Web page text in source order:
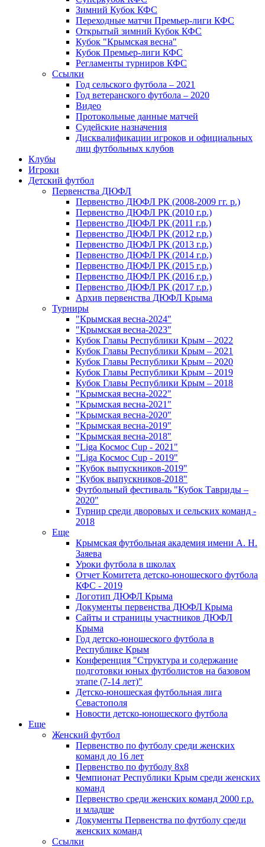
Зимний Кубок КФС
Переходные матчи Премьер-лиги КФС
Открытый зимний Кубок КФС
Кубок "Крымская весна"
Кубок Премьер-лиги КФС
Регламенты турниров КФС
Ссылки
Год сельского футбола – 2021
Год ветеранского футбола – 2020
Видео
Протокольные данные матчей
Судейские назначения
Дисквалификации игроков и официальных
лиц футбольных клубов
Клубы
Игроки
Детский футбол
Первенства ДЮФЛ
Первенство ДЮФЛ РК (2008-2009 гг. р.)
Первенство ДЮФЛ РК (2010 г.р.)
Первенство ДЮФЛ РК (2011 г.р.)
Первенство ДЮФЛ РК (2012 г.р.)
Первенство ДЮФЛ РК (2013 г.р.)
Первенство ДЮФЛ РК (2014 г.р.)
Первенство ДЮФЛ РК (2015 г.р.)
Первенство ДЮФЛ РК (2016 г.р.)
Первенство ДЮФЛ РК (2017 г.р.)
Архив первенства ДЮФЛ Крыма
Турниры
"Крымская весна-2024"
"Крымская весна-2023"
Кубок Главы Республики Крым – 2022
Кубок Главы Республики Крым – 2021
Кубок Главы Республики Крым – 2020
Кубок Главы Республики Крым – 2019
Кубок Главы Республики Крым – 2018
"Крымская весна-2022"
"Крымская весна-2021"
"Крымская весна-2020"
"Крымская весна-2019"
"Крымская весна-2018"
"Liga Космос Cup - 2021"
"Liga Космос Cup - 2019"
"Кубок выпускников-2019"
"Кубок выпускников-2018"
Футбольный фестиваль "Кубок Тавриды –
2020"
Турнир среди дворовых и сельских команд -
2018
Еще
Крымская футбольная академия имени А. Н.
Заяева
Уроки футбола в школах
Отчет Комитета детско-юношеского футбола
КФС - 2019
Логотип ДЮФЛ Крыма
Документы первенства ДЮФЛ Крыма
Сайты и страницы участников ДЮФЛ
Крыма
Год детско-юношеского футбола в
Республике Крым
Конференция "Структура и содержание
подготовки юных футболистов на базовом
этапе (7-14 лет)"
Детско-юношеская футбольная лига
Севастополя
Новости детско-юношеского футбола
Еще
Женский футбол
Первенство по футболу среди женских
команд до 16 лет
Первенство по футболу 8х8
Чемпионат Республики Крым среди женских
команд
Первенство среди женских команд 2000 г.р.
и младше
Документы Первенства по футболу среди
женских команд
Ссылки